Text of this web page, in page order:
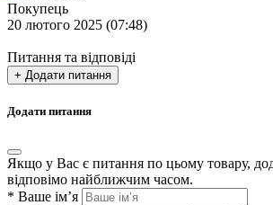
Покупець
20 лютого 2025 (07:48)
Питання та відповіді
+ Додати питання
Додати питання
Якщо у Вас є питання по цьому товару,
відповімо найближчим часом.
* Ваше ім’я